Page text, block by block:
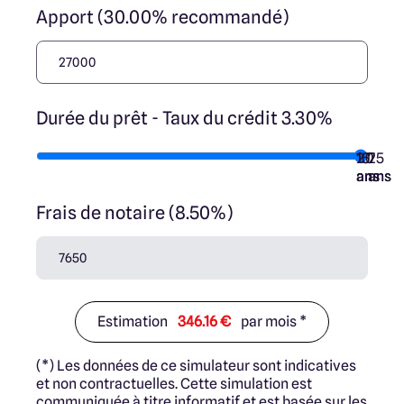
Apport (30.00% recommandé)
Durée du prêt - Taux du crédit 3.30%
7
ans
10
ans
15
ans
20
ans
25
ans
Frais de notaire (8.50%)
Estimation 346.16 € par mois *
(*) Les données de ce simulateur sont indicatives
et non contractuelles. Cette simulation est